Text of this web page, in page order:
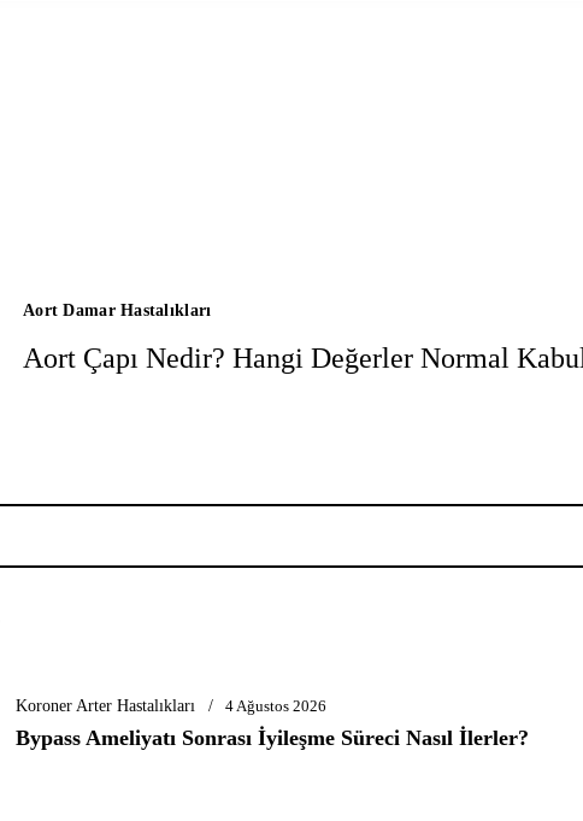
Aort Damar Hastalıkları
Aort Çapı Nedir? Hangi Değerler Normal
Koroner Arter Hastalıkları 4 Ağustos 2026
Bypass Ameliyatı Sonrası İyileşme Süreci Nasıl İlerler?